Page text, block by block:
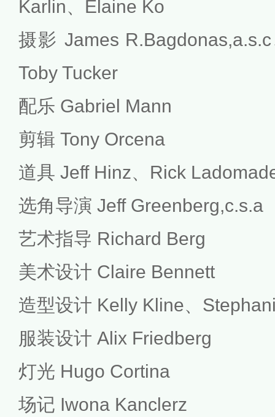
Karlin、Elaine Ko
摄影 James
Toby Tucker
配乐 Gabriel Mann
剪辑 Tony Orcena
道具 Jeff Hinz、Rick
选角导演 Jeff Greenberg,c.s.a
艺术指导 Richard Berg
美术设计 Claire Bennett
造型设计 Kelly Kline、
服装设计 Alix Friedberg
灯光 Hugo Cortina
场记 Iwona Kanclerz